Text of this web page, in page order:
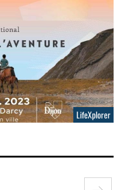
LifeXplorer